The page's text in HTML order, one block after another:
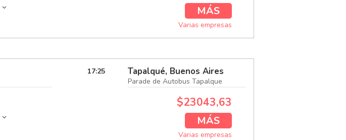
MÁS
Varias empresas
17:25 Tapalqué, Buenos Aires
Parade de Autobus Tapalque
$23043,63
MÁS
Varias empresas